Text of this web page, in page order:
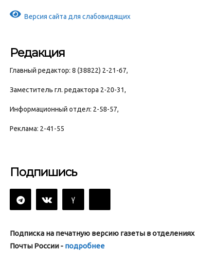
Версия сайта для слабовидящих
Редакция
Главный редактор: 8 (38822) 2-21-67,
Заместитель гл. редактора 2-20-31,
Информационный отдел: 2-58-57,
Реклама: 2-41-55
Подпишись
Подписка на печатную версию газеты в отделениях
Почты России - подробнее